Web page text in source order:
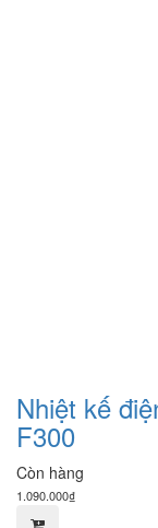
Nhiệt kế
F300
Còn hàng
1.090.000₫